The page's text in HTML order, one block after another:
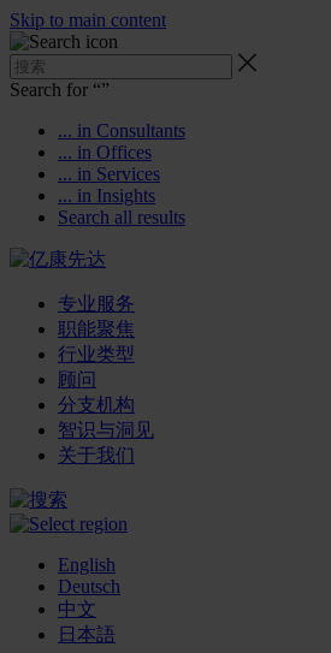
Skip to main content
Search for “”
... in Consultants
... in Offices
... in Services
... in Insights
Search all results
专业服务
职能聚焦
行业类型
顾问
分支机构
智识与洞见
关于我们
English
Deutsch
中文
日本語